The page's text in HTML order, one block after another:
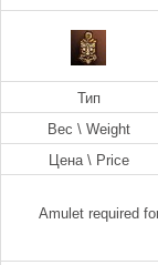
Тип
Вес \ Weight
Цена \ Price
Amulet required